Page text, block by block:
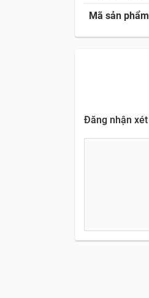
Mã sản phẩm
Đăng nhận xét